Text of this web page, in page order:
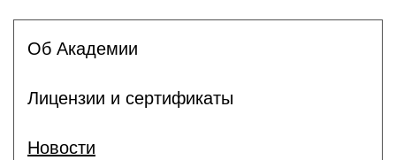
Об Академии
Лицензии и сертификаты
Новости